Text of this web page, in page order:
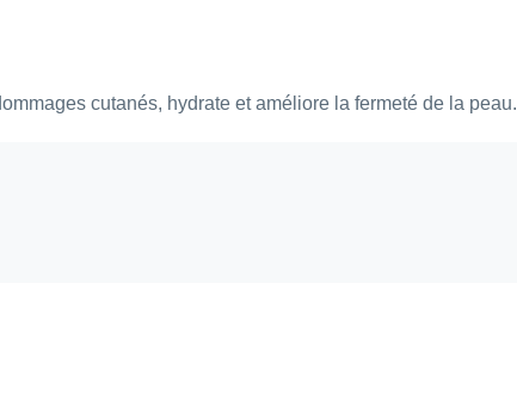
cutanés, hydrate et améliore la fermeté de la peau.